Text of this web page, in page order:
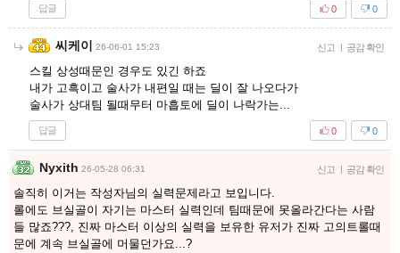
답글 0
0
씨케이 26-06-01 15:23 신고 | 공감 확인
스킬 상성때문인 경우도 있긴 하죠
내가 고흑이고 술사가 내편일 때는 딜이 잘 나오다가
술사가 상대팀 될때무터 마흡토에 딜이 나락가는...
답글 0
0
Nyxith 26-05-28 06:31 신고 | 공감 확인
솔직히 이거는 작성자님의 실력문제라고 보입니다.
롤에도 브실골이 자기는 마스터 실력인데 팀때문에 못올라간다는 사람
들 많죠???, 진짜 마스터 이상의 실력을 보유한 유저가 진짜 고의트롤때
문에 계속 브실골에 머물던가요...?